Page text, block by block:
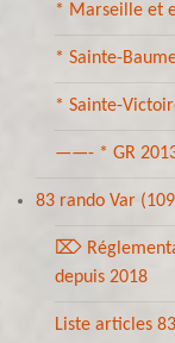
* Marseille et
* Sainte-
* Sainte-
——- * GR
83 rando Var
⌦
depuis 2018
Liste articles 83